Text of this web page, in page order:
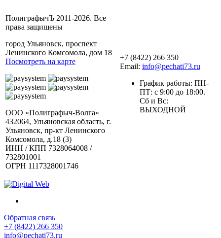
ПолиграфычЪ 2011-2026. Все
права защищены
город Ульяновск, проспект
Ленинского Комсомола, дом 18
Посмотреть на карте
ООО «Полиграфыч-Волга»
432064, Ульяновская область, г.
Ульяновск, пр-кт Ленинского
Комсомола, д.18 (3)
ИНН / КПП 7328064008 /
732801001
ОГРН 1117328001746
+7 (8422) 266 350
Email: info@pechati73.ru
График работы: ПН-
ПТ: с 9:00 до 18:00.
Сб и Вс:
ВЫХОДНОЙ
Обратная связь
+7 (8422) 266 350
info@pechati73.ru